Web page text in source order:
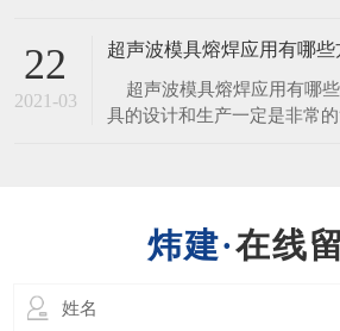
料的选择，详细原因介绍如
频率整形等在使用过程中，
释放
22
2021-03
超声波模具熔焊应用有哪些
超声波模具熔焊应用有哪
具的设计和生产一定是非常
在线